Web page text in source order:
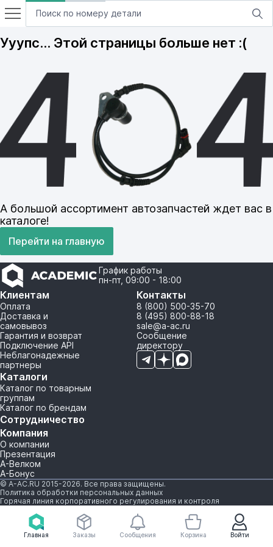
Главная Войти
Заказы Сообщения Корзина
Ууупс… Этой страницы больше нет :(
А большой ассортимент автозапчастей ждет вас в
каталоге!
Перейти на главную
График работы
пн-пт, 09:00 - 18:00
Клиентам
Оплата
Доставка и
самовывоз
Гарантия и возврат
Подключение API
Неблагонадежные
партнеры
Каталоги
Каталог по товарным
группам
Каталог по брендам
Сотрудничество
Компания
О компании
Презентация
А-Велком
А-Бонус
Контакты
8 (800) 500-35-70
8 (495) 800-88-18
sale@a-ac.ru
Сообщение
директору
© A-AC.RU 2015-2026. Все права защищены.
Политика обработки персональных данных
Горячая линия корпоративного регулирования и контроля